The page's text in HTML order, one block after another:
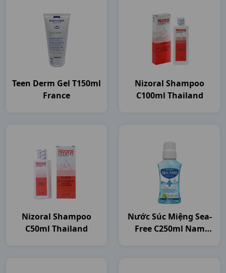
Teen Derm Gel T150ml
France
Nizoral Shampoo
C100ml Thailand
Nizoral Shampoo
C50ml Thailand
Nước Súc Miệng Sea-
Free C250ml Nam